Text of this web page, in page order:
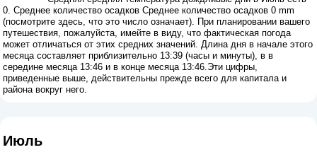
0. Среднее количество осадков Среднее количество осадков 0 mm
(посмотрите здесь, что это число означает). При планировании вашего
путешествия, пожалуйста, имейте в виду, что фактическая погода
может отличаться от этих средних значений. Длина дня в начале этого
месяца составляет приблизительно 13:39 (часы и минуты), в в
середине месяца 13:46 и в конце месяца 13:46.Эти цифры,
приведенные выше, действительны прежде всего для капитала и
района вокруг него.
Июль